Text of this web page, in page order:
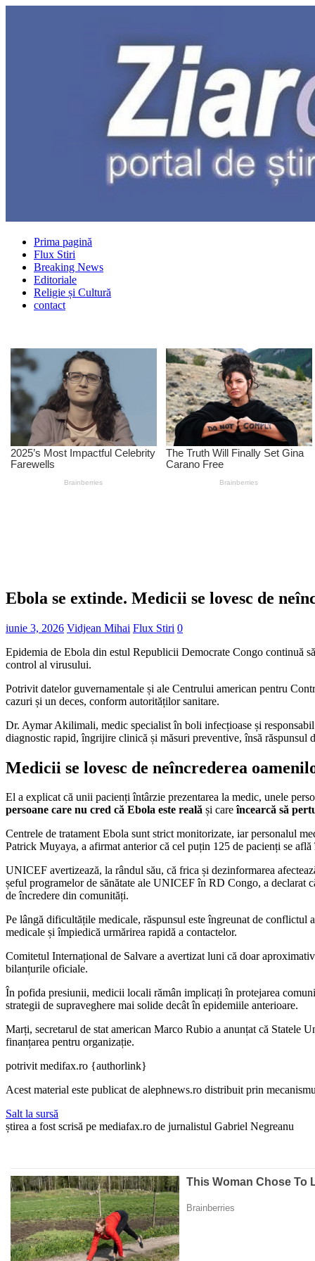
Prima pagină
Flux Stiri
Breaking News
Editoriale
Religie și Cultură
contact
Ebola se extinde. Medicii se lovesc de
iunie 3, 2026 Vidjean Mihai Flux Stiri 0
Epidemia de Ebola din estul Republicii Democrate Congo continuă
control al virusului.
Potrivit datelor guvernamentale și ale Centrului american pentru
cazuri și un deces, conform autorităților sanitare.
Dr. Aymar Akilimali, medic specialist în boli infecțioase și
diagnostic rapid, îngrijire clinică și măsuri preventive, însă
Medicii se lovesc de neîncrederea
El a explicat că unii pacienți întârzie prezentarea la medic, unele
persoane care nu cred că Ebola este reală și careîncearcă să
Centrele de tratament Ebola sunt strict monitorizate, iar personalul
Patrick Muyaya, a afirmat anterior că cel puțin 125 de pacienți se află
UNICEF avertizează, la rândul său, că frica și dezinformarea
șeful programelor de sănătate ale UNICEF în RD Congo, a declarat
de încredere din comunități.
Pe lângă dificultățile medicale, răspunsul este îngreunat de
medicale și împiedică urmărirea rapidă a contactelor.
Comitetul Internațional de Salvare a avertizat luni că doar
bilanțurile oficiale.
În pofida presiunii, medicii locali rămân implicați în protejarea
strategii de supraveghere mai solide decât în epidemiile anterioare.
Marți, secretarul de stat american Marco Rubio a anunțat că Statele
finanțarea pentru organizație.
potrivit medifax.ro {authorlink}
Acest material este publicat de alephnews.ro distribuit prin
Salt la sursă
știrea a fost scrisă pe mediafax.ro de jurnalistul Gabriel Negreanu